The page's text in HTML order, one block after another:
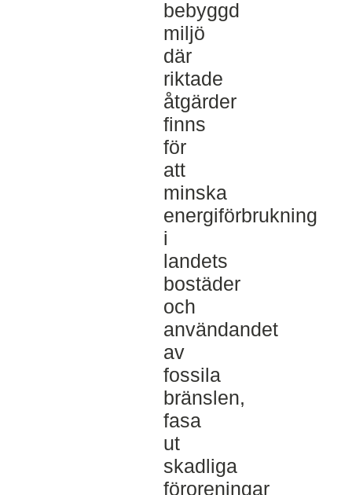
bebyggd
miljö
där
riktade
åtgärder
finns
för
att
minska
energiförbrukning
i
landets
bostäder
och
användandet
av
fossila
bränslen,
fasa
ut
skadliga
föroreningar